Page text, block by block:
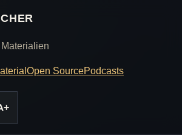
Open SourcePodcasts